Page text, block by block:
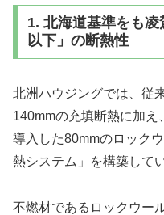
1. 北海道基準をも
以下」の断熱性
北洲ハウジングでは、従
140mmの充填断熱に加
導入した80mmのロック
熱システム」を構築して
不燃材であるロックウー